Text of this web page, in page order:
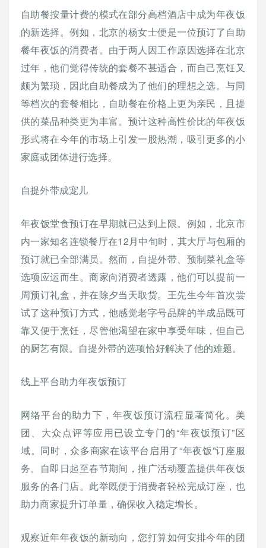
自助餐按量计费的模式在部分高档酒店中成为年夜饭
的新选择。例如，北京的杨女士便是一位预订了自助
餐年夜饭的消费者。由于两人因工作原因选择在北京
过年，他们觉得传统的套餐不甚适合，而自己烹饪又
颇为繁琐，因此自助餐成为了他们的理想之选。与同
等档次的套餐相比，自助餐在价格上更为亲民，且提
供的菜品种类更为丰富。预计这种高性价比的年夜饭
形式将在今年的市场上引发一股热潮，吸引更多的小
家庭或团体进行选择。
自提外带成宠儿
年夜饭堂食预订在早期就已达到上限。例如，北京市
内一家知名连锁餐厅在12月中旬时，其大厅与包厢的
预订就已全部满员。然而，自提外带、预制菜礼盒等
选项应运而生。商家向消费者透露，他们可以提前一
周预订礼盒，并在除夕当天取货。王先生今年首次尝
试了这种预订方式，他感觉老字号品牌的半成品既可
靠又便于烹饪，尽管他渴望在家中享受年味，但自己
的厨艺有限。自提外带的选项恰好解决了他的难题。
线上平台助力年夜饭预订
网络平台的助力下，年夜饭预订流程显著简化。美
团、大众点评等应用已设立专门的“年夜饭预订”区
域。同时，众多商家在该平台启用了“年夜饭”订座服
务。自即日起至春节期间，推广活动覆盖提供年夜饭
服务的各门店。此举既便于消费者轻松完成订座，也
助力商家提升订单量，确保收入稳定增长。
观察近年年夜饭的新动向，您打算如何安排今年的团